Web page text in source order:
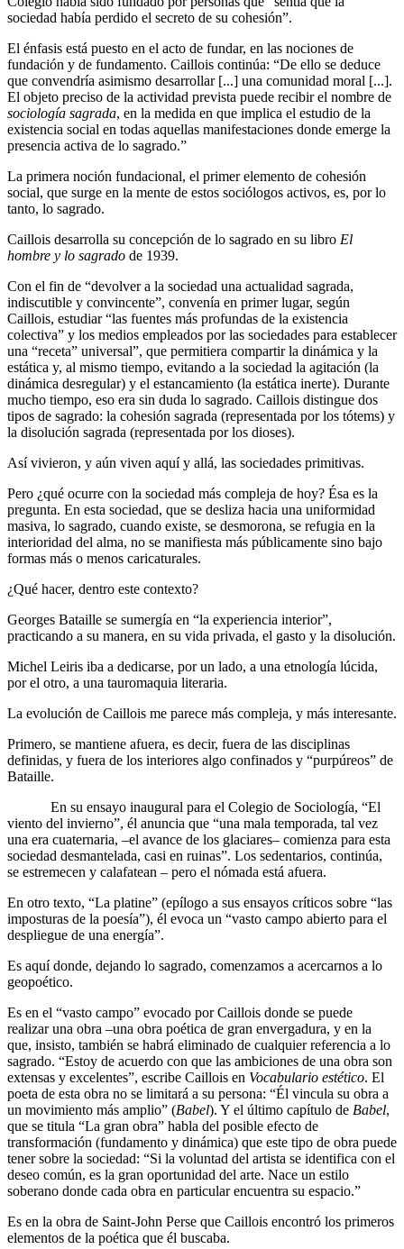
sociedad había perdido el secreto de su cohesión”.
El énfasis está puesto en el acto de fundar, en las nociones de
fundación y de fundamento. Caillois continúa: “De ello se deduce
que convendría asimismo desarrollar [...] una comunidad moral [...].
El objeto preciso de la actividad prevista puede recibir el nombre de
sociología sagrada, en la medida en que implica el estudio de la
existencia social en todas aquellas manifestaciones donde emerge la
presencia activa de lo sagrado.”
La primera noción fundacional, el primer elemento de cohesión
social, que surge en la mente de estos sociólogos activos, es, por lo
tanto, lo sagrado.
Caillois desarrolla su concepción de lo sagrado en su libro El
hombre y lo sagrado de 1939.
Con el fin de “devolver a la sociedad una actualidad sagrada,
indiscutible y convincente”, convenía en primer lugar, según
Caillois, estudiar “las fuentes más profundas de la existencia
colectiva” y los medios empleados por las sociedades para establecer
una “receta” universal”, que permitiera compartir la dinámica y la
estática y, al mismo tiempo, evitando a la sociedad la agitación (la
dinámica desregular) y el estancamiento (la estática inerte). Durante
mucho tiempo, eso era sin duda lo sagrado. Caillois distingue dos
tipos de sagrado: la cohesión sagrada (representada por los tótems) y
la disolución sagrada (representada por los dioses).
Así vivieron, y aún viven aquí y allá, las sociedades primitivas.
Pero ¿qué ocurre con la sociedad más compleja de hoy? Ésa es la
pregunta. En esta sociedad, que se desliza hacia una uniformidad
masiva, lo sagrado, cuando existe, se desmorona, se refugia en la
interioridad del alma, no se manifiesta más públicamente sino bajo
formas más o menos caricaturales.
¿Qué hacer, dentro este contexto?
Georges Bataille se sumergía en “la experiencia interior”,
practicando a su manera, en su vida privada, el gasto y la disolución.
Michel Leiris iba a dedicarse, por un lado, a una etnología lúcida,
por el otro, a una tauromaquia literaria.
La evolución de Caillois me parece más compleja, y más interesante.
Primero, se mantiene afuera, es decir, fuera de las disciplinas
definidas, y fuera de los interiores algo confinados y “purpúreos” de
Bataille.
En su ensayo inaugural para el Colegio de Sociología, “El
viento del invierno”, él anuncia que “una mala temporada, tal vez
una era cuaternaria, –el avance de los glaciares– comienza para esta
sociedad desmantelada, casi en ruinas”. Los sedentarios, continúa,
se estremecen y calafatean – pero el nómada está afuera.
En otro texto, “La platine” (epílogo a sus ensayos críticos sobre “las
imposturas de la poesía”), él evoca un “vasto campo abierto para el
despliegue de una energía”.
Es aquí donde, dejando lo sagrado, comenzamos a acercarnos a lo
geopoético.
Es en el “vasto campo” evocado por Caillois donde se puede
realizar una obra –una obra poética de gran envergadura, y en la
que, insisto, también se habrá eliminado de cualquier referencia a lo
sagrado. “Estoy de acuerdo con que las ambiciones de una obra son
extensas y excelentes”, escribe Caillois en Vocabulario estético. El
poeta de esta obra no se limitará a su persona: “Él vincula su obra a
un movimiento más amplio” (Babel). Y el último capítulo de Babel,
que se titula “La gran obra” habla del posible efecto de
transformación (fundamento y dinámica) que este tipo de obra puede
tener sobre la sociedad: “Si la voluntad del artista se identifica con el
deseo común, es la gran oportunidad del arte. Nace un estilo
soberano donde cada obra en particular encuentra su espacio.”
Es en la obra de Saint-John Perse que Caillois encontró los primeros
elementos de la poética que él buscaba.